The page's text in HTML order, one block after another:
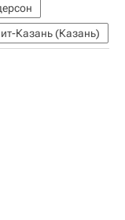
Казань (Казань)